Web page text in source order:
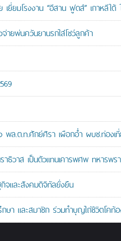
มโรงงาน “อีสาน ฟูดส์” เกาหลีใต้
ยพ่นควันยานรกใส่โชว์ลูกค้า
พล.ต.ท.ศักย์ศิรา เผือกอ่ำ ผบช.ท่องเ
วาส เป็นตัวแทนเคารพศพ ทหารพ
จและสังคมดิจิทัลยั่งยืน
และสมาชิก ร่วมทำบุญไถ่ชีวิตโคท้